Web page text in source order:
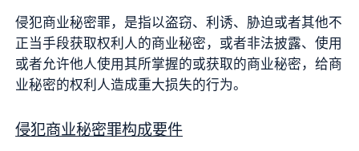
侵犯商业秘密罪，是指以盗窃、利诱、胁迫或者其他不
正当手段获取权利人的商业秘密，或者非法披露、使用
或者允许他人使用其所掌握的或获取的商业秘密，给商
业秘密的权利人造成重大损失的行为。
侵犯商业秘密罪构成要件